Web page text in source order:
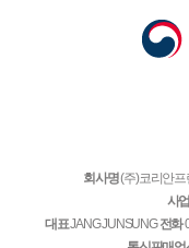
회사명(주)코리안프
사
대표JANG JUNSUNG 전화